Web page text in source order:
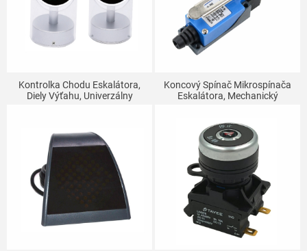
Kontrolka Chodu Eskalátora,
Diely Výťahu, Univerzálny
Koncový Spínač Mikrospínača
Eskalátora, Mechanický
YBLX ME-8108